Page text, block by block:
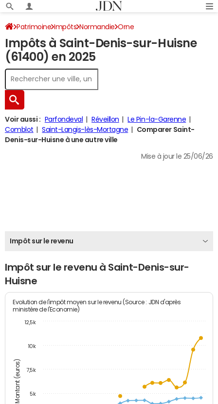
Patrimoine Impôts Normandie Orne
Saint-Denis-sur-Huisne Impôt sur le revenu
Impôts à Saint-Denis-sur-Huisne
(61400) en 2025
Voir aussi : Parfondeval Réveillon
Le Pin-la-Garenne
Comblot
Saint-Langis-lès-Mortagne
Comparer Saint-
Denis-sur-Huisne à une autre ville
Mise à jour le 25/06/26
Impôt sur le revenu
Impôt sur le revenu à Saint-Denis-sur-
Huisne
Montant (euros)
Evolution de l'impôt moyen sur le revenu (Source : JDN d'après
ministère de l'Economie)
5k
7,5k
10k
12,5k